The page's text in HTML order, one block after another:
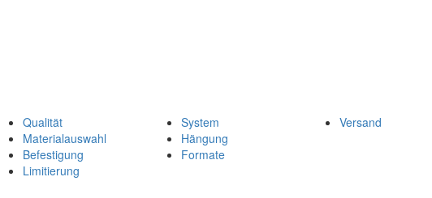
Qualität
Materialauswahl
Befestigung
Limitierung
System
Hängung
Formate
Versand